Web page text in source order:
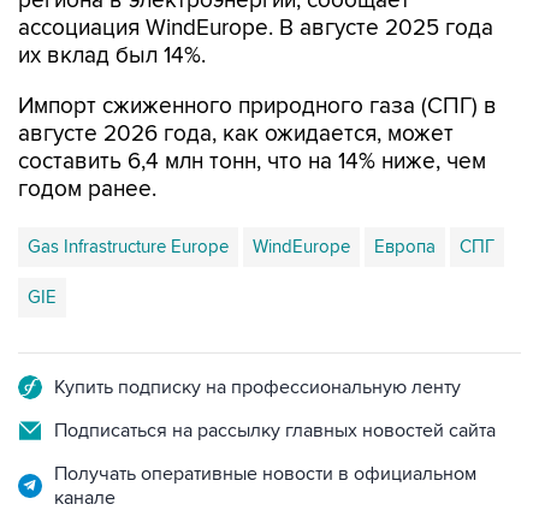
ассоциация WindEurope. В августе 2025 года
их вклад был 14%.
Импорт сжиженного природного газа (СПГ) в
августе 2026 года, как ожидается, может
составить 6,4 млн тонн, что на 14% ниже, чем
годом ранее.
Gas Infrastructure Europe WindEurope Европа СПГ
GIE
Купить подписку на профессиональную ленту
Подписаться на рассылку главных новостей сайта
Получать оперативные новости в официальном
канале